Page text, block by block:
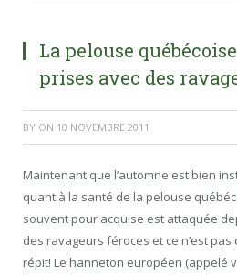
La pelouse
prises avec des
BY ON 10 NOVEMBRE 2011
Maintenant que l’automne est bien
quant à la santé de la pelouse
souvent pour acquise est attaquée
des ravageurs féroces et ce n’est pas
répit! Le hanneton européen (appelé